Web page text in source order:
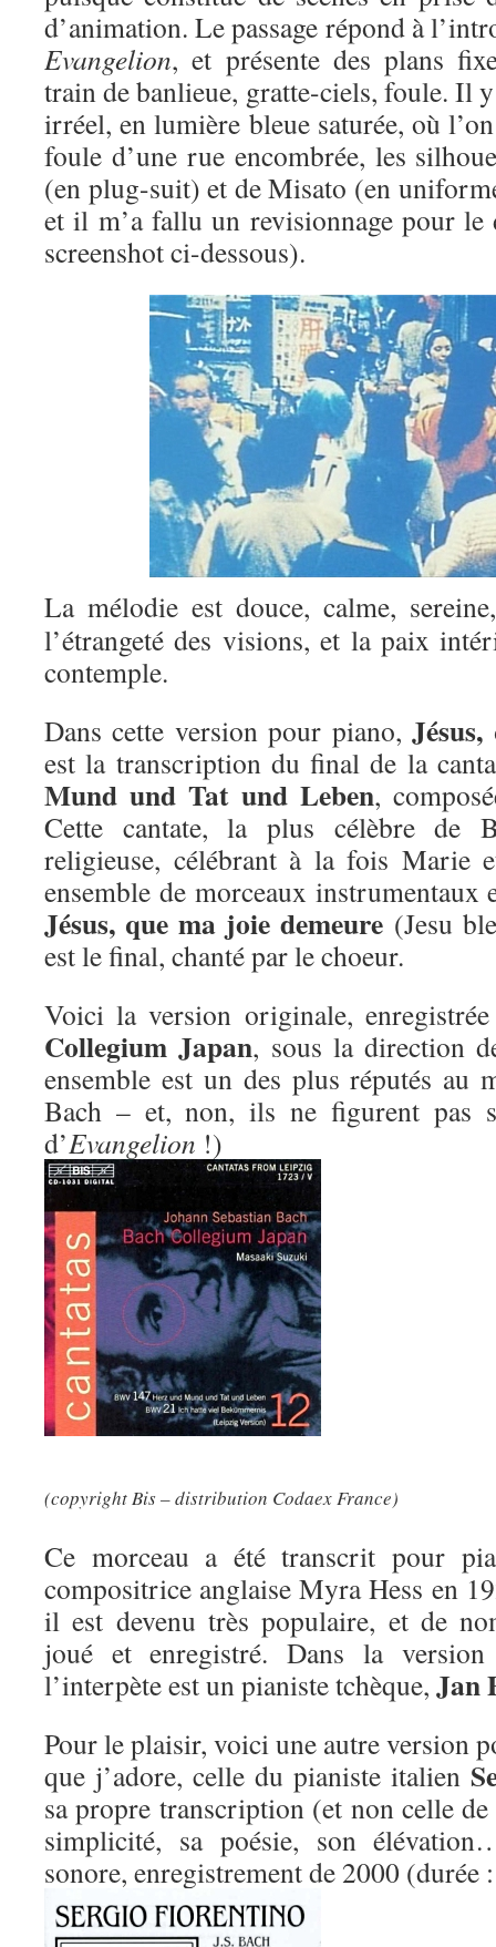
d’animation. Le passage répond à
Evangelion, et présente des plans
train de banlieue, gratte-ciels, foule. Il
irréel, en lumière bleue saturée, où
foule d’une rue encombrée, les
(en plug-suit) et de Misato (en
et il m’a fallu un revisionnage pour
screenshot ci-dessous).
La mélodie est douce, calme,
l’étrangeté des visions, et la paix
contemple.
Dans cette version pour piano,
est la transcription du final de la
Mund und Tat und Leben,
Cette cantate, la plus célèbre de
religieuse, célébrant à la fois Marie
ensemble de morceaux instrumentaux
Jésus, que ma joie demeure (Jesu
est le final, chanté par le choeur.
Voici la version originale,
Collegium Japan, sous la direction
ensemble est un des plus réputés au
Bach – et, non, ils ne figurent pas
d’Evangelion !)
(copyright Bis – distribution Codaex France)
Ce morceau a été transcrit pour
compositrice anglaise Myra Hess en
il est devenu très populaire, et de
joué et enregistré. Dans la version
l’interpète est un pianiste tchèque, Jan
Pour le plaisir, voici une autre version
que j’adore, celle du pianiste italien
sa propre transcription (et non celle
simplicité, sa poésie, son
sonore, enregistrement de 2000 (durée